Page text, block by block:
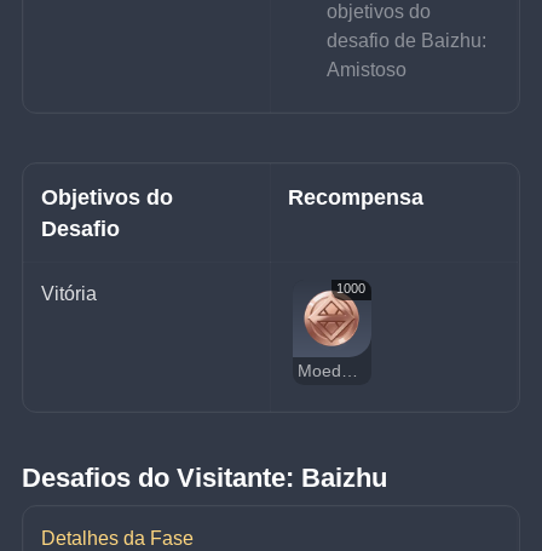
objetivos do
desafio de Baizhu:
Amistoso
Objetivos do
Desafio
Recompensa
Vitória 1000
Moedas da Sorte
Desafios do Visitante: Baizhu
Detalhes da Fase